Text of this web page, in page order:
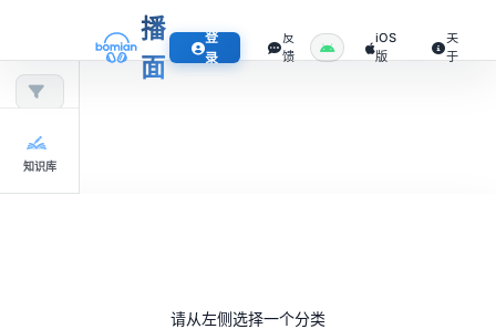
播
面
登
录
反
馈
iOS
版
关
于
知识库
请从左侧选择一个分类